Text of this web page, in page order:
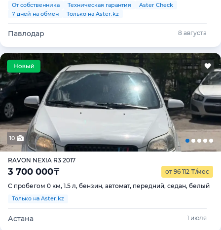
От собственника Техническая гарантия
Aster Check
7 дней на обмен
Только на Aster.kz
Павлодар 8 августа
10
RAVON NEXIA R3 2017
3 700 000₸ от 96 112 ₸/мес
С пробегом 0 км, 1.5 л, бензин, автомат, передний, седан, белый
Только на Aster.kz
Астана 1 июля